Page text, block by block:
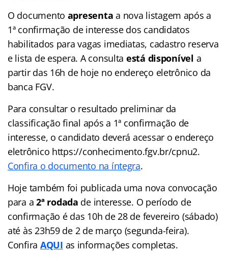
O documento apresenta a nova listagem após a
1ª confirmação de interesse dos candidatos
habilitados para vagas imediatas, cadastro reserva
e lista de espera. A consulta está disponível a
partir das 16h de hoje no endereço eletrônico da
banca FGV.
Para consultar o resultado preliminar da
classificação final após a 1ª confirmação de
interesse, o candidato deverá acessar o endereço
eletrônico https://conhecimento.fgv.br/cpnu2.
Confira o documento na íntegra.
Hoje também foi publicada uma nova convocação
para a2ª rodada de interesse. O período de
confirmação é das 10h de 28 de fevereiro (sábado)
até às 23h59 de 2 de março (segunda-feira).
Confira AQUI as informações completas.